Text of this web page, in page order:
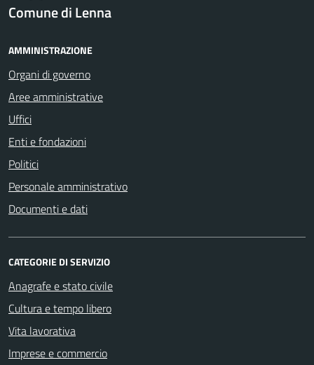
Comune di Lenna
AMMINISTRAZIONE
Organi di governo
Aree amministrative
Uffici
Enti e fondazioni
Politici
Personale amministrativo
Documenti e dati
CATEGORIE DI SERVIZIO
Anagrafe e stato civile
Cultura e tempo libero
Vita lavorativa
Imprese e commercio